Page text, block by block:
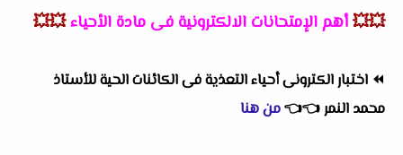
💥💥أهمالإمتحانات الالكترونية فى مادة الأحياء💥💥
⏪ اختبار الكترونى أحياء التعذية فى الكائنات الحية للأستاذ
محمد النمر👈
👈من هنا